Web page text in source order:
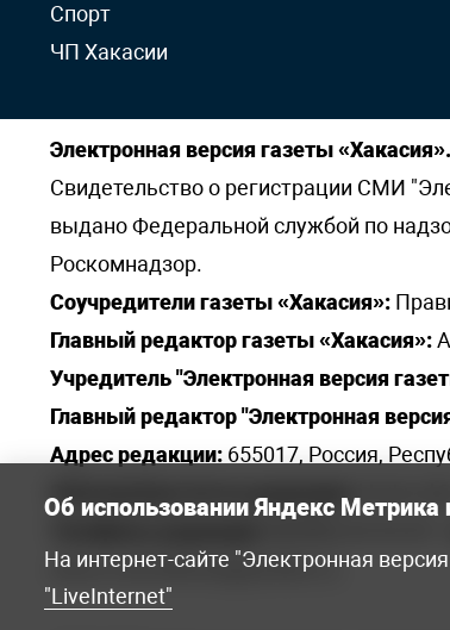
Спорт
ЧП Хакасии
Электронная версия газеты
Свидетельство о регистрации СМИ
выдано Федеральной службой по
Роскомнадзор.
Соучредители газеты «Хакасия»:
Главный редактор газеты «Хакасия»:
Учредитель "Электронная версия
Главный редактор "Электронная
Адрес редакции: 655017, Россия,
Электронная почта редакции:
elena.s.korotkowa@yandex.ru.
Об использовании Яндекс Метрика
На интернет-сайте "Электронная
"LiveInternet"